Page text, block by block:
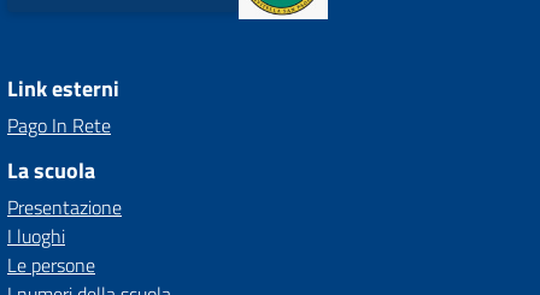
Link esterni
Pago In Rete
La scuola
Presentazione
I luoghi
Le persone